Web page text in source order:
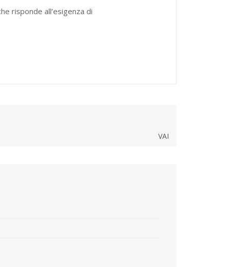
risponde all’esigenza di